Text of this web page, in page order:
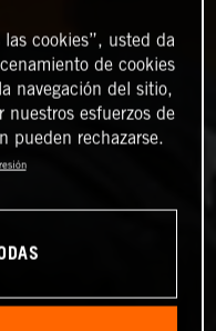
cookies”, usted da
de cookies
navegación del sitio,
nuestros esfuerzos de
pueden rechazarse.